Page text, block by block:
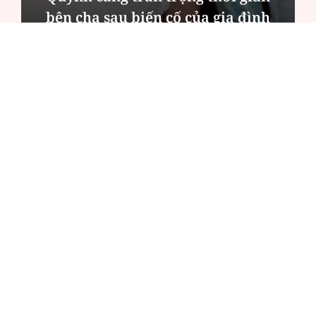
bên cha sau biến cố của gia đình